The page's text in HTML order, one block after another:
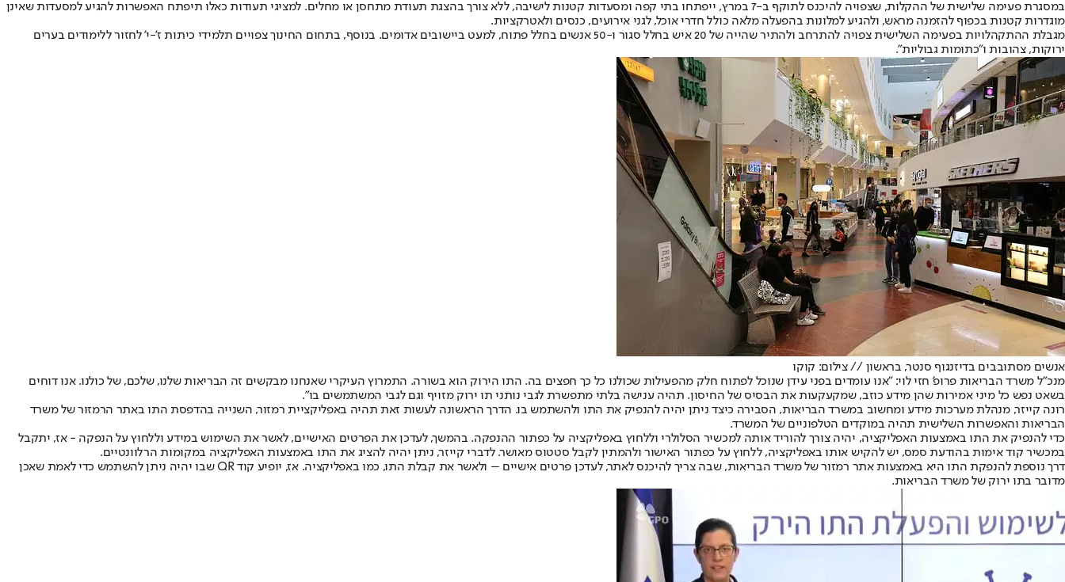
במסגרת פעימה שלישית של ההקלות, שצפויה להיכנס לתוקף ב-7 במרץ, ייפתחו בתי קפה ומסעדות קטנות לישיבה, ללא צורך בהצגת תעודת מתחסן או מחלים. למציגי תעודות כאלו תיפתח האפשרות להגיע למסעדות שאינן
מוגדרות קטנות בכפוף להזמנה מראש, ולהגיע למלונות בהפעלה מלאה כולל חדרי אוכל, לגני אירועים, כנסים ולאטרקציות.
מגבלת ההתקהלויות בפעימה השלישית צפויה להתרחב ולהתיר שהייה של 20 איש בחלל סגור ו-50 אנשים בחלל פתוח, למעט ביישובים אדומים. בנוסף, בתחום החינוך צפויים תלמידי כיתות ז'-י' לחזור ללימודים בערים
ירוקות, צהובות ו"כתומות גבוליות".
אנשים מסתובבים בדיזנגוף סנטר, בראשון // צילום: קוקו
מנכ"ל משרד הבריאות פרופ' חזי לוי: "אנו עומדים בפני עידן שנוכל לפתוח חלק מהפעילות שכולנו כל כך חפצים בה. התו הירוק הוא בשורה. התמרוץ העיקרי שאנחנו מבקשים זה הבריאות שלנו, שלכם, של כולנו. אנו דוחים
בשאט נפש כל מיני אמירות שהן מידע כוזב, שמקעקעות את הבסיס של החיסון. תהיה ענישה בלתי מתפשרת לגבי נותני תו ירוק מזויף וגם לגבי המשתמשים בו".
רונה קייזר, מנהלת מערכות מידע ומחשוב במשרד הבריאות, הסבירה כיצד ניתן יהיה להנפיק את התו ולהשתמש בו. הדרך הראשונה לעשות זאת תהיה באפליקציית רמזור, השנייה בהדפסת התו באתר הרמזור של משרד
הבריאות והאפשרות השלישית תהיה במוקדים הטלפוניים של המשרד.
כדי להנפיק את התו באמצעות האפליקציה, יהיה צורך להוריד אותה למכשיר הסלולרי וללחוץ באפליקציה על כפתור ההנפקה. בהמשך, לעדכן את הפרטים האישיים, לאשר את השימוש במידע וללחוץ על הנפקה - אז, יתקבל
במכשיר קוד אימות בהודעת סמס, יש להקיש אותו באפליקציה, ללחוץ על כפתור האישור ולהמתין לקבל סטטוס מאושר. לדברי קייזר, ניתן יהיה להציג את התו באמצעות האפליקציה במקומות הרלוונטיים.
דרך נוספת להנפקת התו היא באמצעות אתר רמזור של משרד הבריאות, שבה צריך להיכנס לאתר, לעדכן פרטים אישיים – ולאשר את קבלת התו, כמו באפליקציה. אז, יופיע קוד QR שבו יהיה ניתן להשתמש כדי לאמת שאכן
מדובר בתו ירוק של משרד הבריאות.